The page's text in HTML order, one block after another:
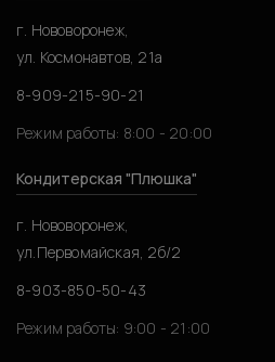
г. Нововоронеж,
ул. Космонавтов, 21а
8-909-215-90-21
Режим работы: 8:00 - 20:00
Кондитерская "Плюшка"
г. Нововоронеж,
ул.Первомайская, 2б/2
8-903-850-50-43
Режим работы: 9:00 - 21:00